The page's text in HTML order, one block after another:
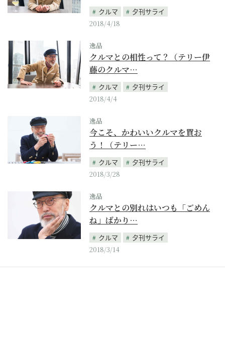
クルマ
夕刊サライ
2018/4/18
逸品
クルマとの相性って？（テリー伊
藤のクルマ…
クルマ
夕刊サライ
2018/4/4
逸品
今こそ、かわいいクルマを買お
う！（テリー…
クルマ
夕刊サライ
2018/3/28
逸品
クルマとの別れはいつも「ごめん
ね」ばかり…
クルマ
夕刊サライ
2018/3/14